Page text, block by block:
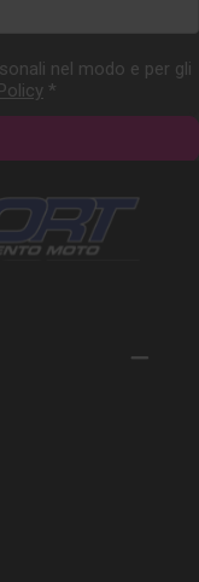
nel modo e per gli
*